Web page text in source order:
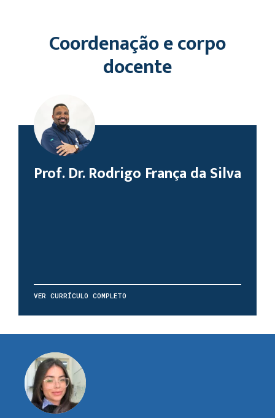
Coordenação e corpo
docente
Prof. Dr. Rodrigo França da Silva
VER CURRÍCULO COMPLETO